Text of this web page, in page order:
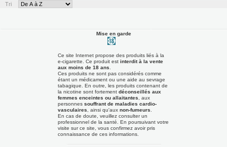
Tri
Mise en garde
Ce site Internet propose des produits liés à la
e-cigarette. Ce produit est interdit à la vente
aux moins de 18 ans
Ces produits ne sont pas considérés comme
étant un médicament ou une aide au sevrage
tabagique. En outre, les produits contenant de
la nicotine sont fortement déconseillés aux
femmes enceintes ou allaitantes , aux
personnes souffrant de maladies cardio-
vasculaires , ainsi qu'aux non-fumeurs
En cas de doute, veuillez consulter un
professionnel de la santé. En poursuivant votre
visite sur ce site, vous confirmez avoir pris
connaissance de ces informations.